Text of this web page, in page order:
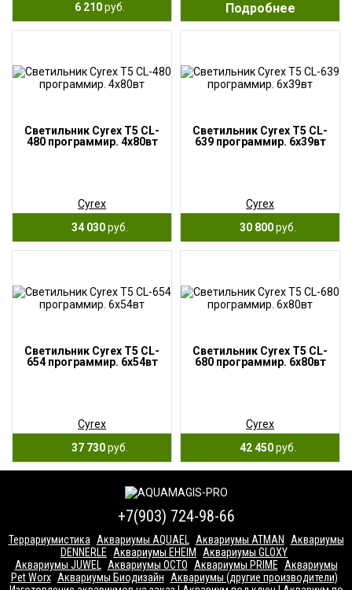
6 210руб. Подробнее
Светильник Cyrex T5 CL-
480 программир. 4х80вт
Cyrex
34 030руб.
Светильник Cyrex T5 CL-
639 программир. 6х39вт
Cyrex
30 800руб.
Светильник Cyrex T5 CL-
654 программир. 6х54вт
Cyrex
37 730руб.
Светильник Cyrex T5 CL-
680 программир. 6х80вт
Cyrex
42 450руб.
+7(903) 724-98-66
Террариумистика Аквариумы AQUAEL Аквариумы ATMAN
Аквариумы
DENNERLE
Аквариумы EHEIM
Аквариумы GLOXY
Аквариумы JUWEL
Аквариумы OCTO Аквариумы PRIME
Аквариумы
Pet Worx Аквариумы Биодизайн
Аквариумы (другие производители)